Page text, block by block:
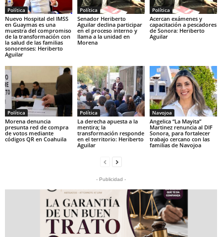
Política
Nuevo Hospital del IMSS
en Guaymas es una
muestra del compromiso
de la transformación con
la salud de las familias
sonorenses: Heriberto
Aguilar
Política
Senador Heriberto
Aguilar declina participar
en el proceso interno y
llama a la unidad en
Morena
Política
Acercan exámenes y
capacitación a pescadores
de Sonora: Heriberto
Aguilar
Política
Morena denuncia
presunta red de compra
de votos mediante
códigos QR en Coahuila
Política
La derecha apuesta a la
mentira; la
transformación responde
en el territorio: Heriberto
Aguilar
Navojoa
Angelica “La Mayita”
Martinez renuncia al DIF
Sonora, para fortalecer
trabajo cercano con las
familias de Navojoa
- Publicidad -